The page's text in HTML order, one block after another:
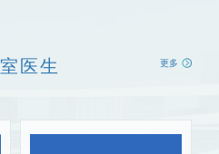
室医生 更多